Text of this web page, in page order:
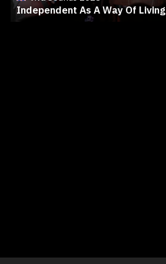
Independent As A Way Of Living